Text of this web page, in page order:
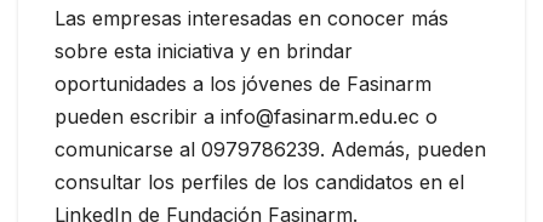
Las empresas interesadas en conocer más
sobre esta iniciativa y en brindar
oportunidades a los jóvenes de Fasinarm
pueden escribir a info@fasinarm.edu.ec o
comunicarse al 0979786239. Además, pueden
consultar los perfiles de los candidatos en el
LinkedIn de Fundación Fasinarm.